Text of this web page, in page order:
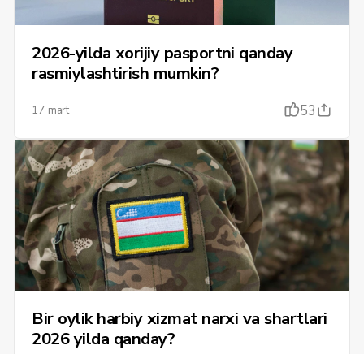
2026-yilda xorijiy pasportni qanday
rasmiylashtirish mumkin?
17 mart 53
Bir oylik harbiy xizmat narxi va shartlari
2026 yilda qanday?